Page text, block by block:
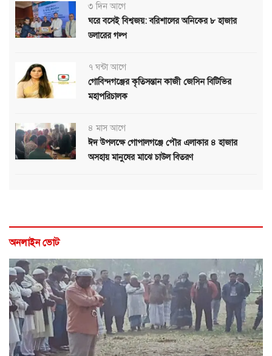
৩ দিন আগে
ঘরে বসেই বিশ্বজয়: বরিশালের অনিকের ৮ হাজার
ডলারের গল্প
৭ ঘন্টা আগে
গোবিন্দগঞ্জের কৃতিসন্তান কাজী জেসিন বিটিভির
মহাপরিচালক
৪ মাস আগে
ঈদ উপলক্ষে গোপালগঞ্জে পৌর এলাকার ৪ হাজার
অসহায় মানুষের মাঝে চাউল বিতরণ
অনলাইন ভোট